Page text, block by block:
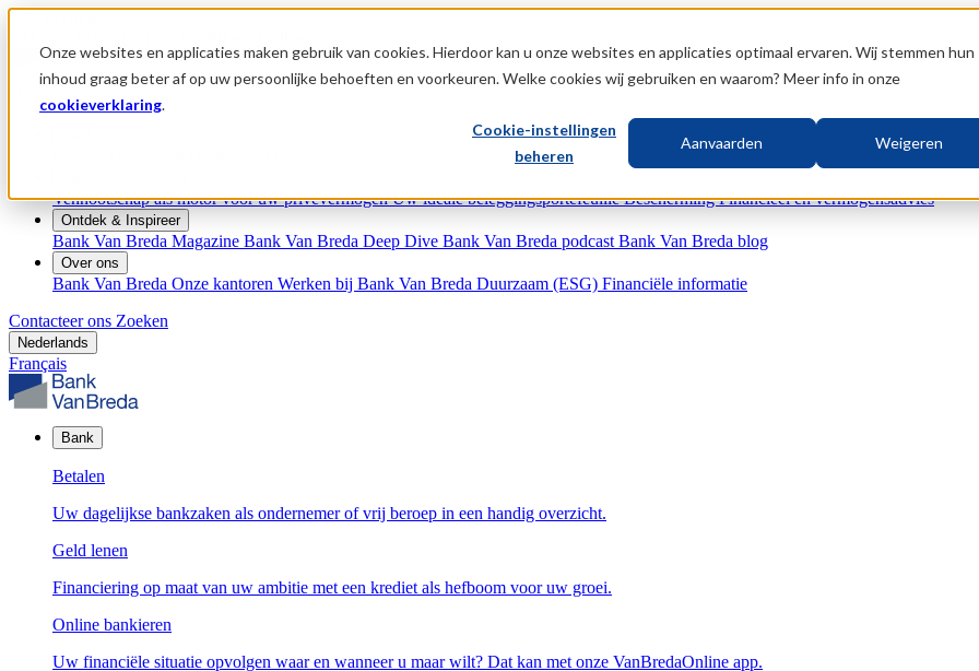
Onze websites en applicaties maken gebruik van cookies. Hierdoor kan u onze websites en applicaties optimaal ervaren. Wij stemmen hun
inhoud graag beter af op uw persoonlijke behoeften en voorkeuren. Welke cookies wij gebruiken en waarom? Meer info in onze
cookieverklaring.
Cookie-instellingen
beheren
Aanvaarden Weigeren
Skip to content
Vennootschap als motor voor uw privévermogenUw ideale beleggingsportefeuilleBeschermingFinancieel en vermogensadvies
Ontdek & Inspireer
Bank Van Breda Magazine Bank Van Breda Deep Dive Bank Van Breda podcast Bank Van Breda blog
Over ons
Bank Van Breda Onze kantoren Werken bij Bank Van Breda Duurzaam (ESG) Financiële informatie
Contacteer ons Zoeken
Nederlands
Français
Bank
Betalen
Uw dagelijkse bankzaken als ondernemer of vrij beroep in een handig overzicht.
Geld lenen
Financiering op maat van uw ambitie met een krediet als hefboom voor uw groei.
Online bankieren
Uw financiële situatie opvolgen waar en wanneer u maar wilt? Dat kan met onze VanBredaOnline app.